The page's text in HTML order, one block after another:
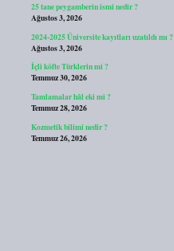
25 tane peygamberin ismi nedir ?
Ağustos 3, 2026
2024-2025 Üniversite kayıtları uzatıldı mı ?
Ağustos 3, 2026
İçli köfte Türklerin mi ?
Temmuz 30, 2026
Tamlamalar hâl eki mi ?
Temmuz 28, 2026
Kozmetik bilimi nedir ?
Temmuz 26, 2026